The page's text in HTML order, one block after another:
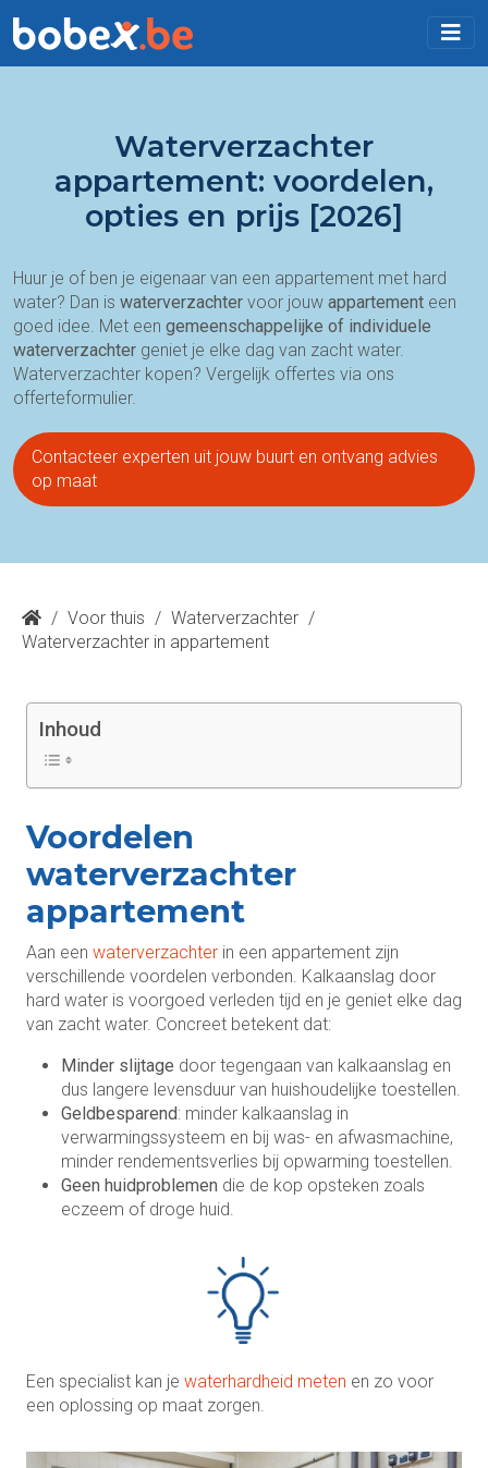
Waterverzachter
appartement: voordelen,
opties en prijs [2026]
Huur je of ben je eigenaar van een appartement met hard
water? Dan is waterverzachter voor jouw appartement een
goed idee. Met een gemeenschappelijke of individuele
waterverzachter geniet je elke dag van zacht water.
Waterverzachter kopen? Vergelijk offertes via ons
offerteformulier.
Contacteer experten uit jouw buurt en ontvang advies
op maat
/ Voor thuis / Waterverzachter /
Waterverzachter in appartement
Inhoud
Voordelen
waterverzachter
appartement
Aan een waterverzachter in een appartement zijn
verschillende voordelen verbonden. Kalkaanslag door
hard water is voorgoed verleden tijd en je geniet elke dag
van zacht water. Concreet betekent dat:
Minder slijtage door tegengaan van kalkaanslag en
dus langere levensduur van huishoudelijke toestellen.
Geldbesparend: minder kalkaanslag in
verwarmingssysteem en bij was- en afwasmachine,
minder rendementsverlies bij opwarming toestellen.
Geen huidproblemen die de kop opsteken zoals
eczeem of droge huid.
Een specialist kan je waterhardheid meten en zo voor
een oplossing op maat zorgen.